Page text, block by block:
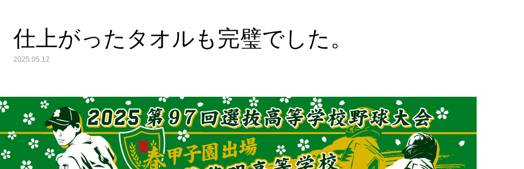
仕上がったタオルも完璧でした。
2025.05.12